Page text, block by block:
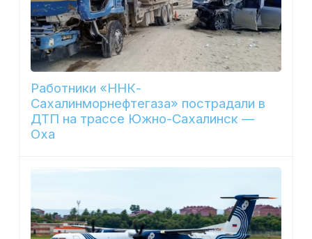
Работники «ННК-
Сахалинморнефтегаза» пострадали в
ДТП на трассе Южно-Сахалинск —
Оха